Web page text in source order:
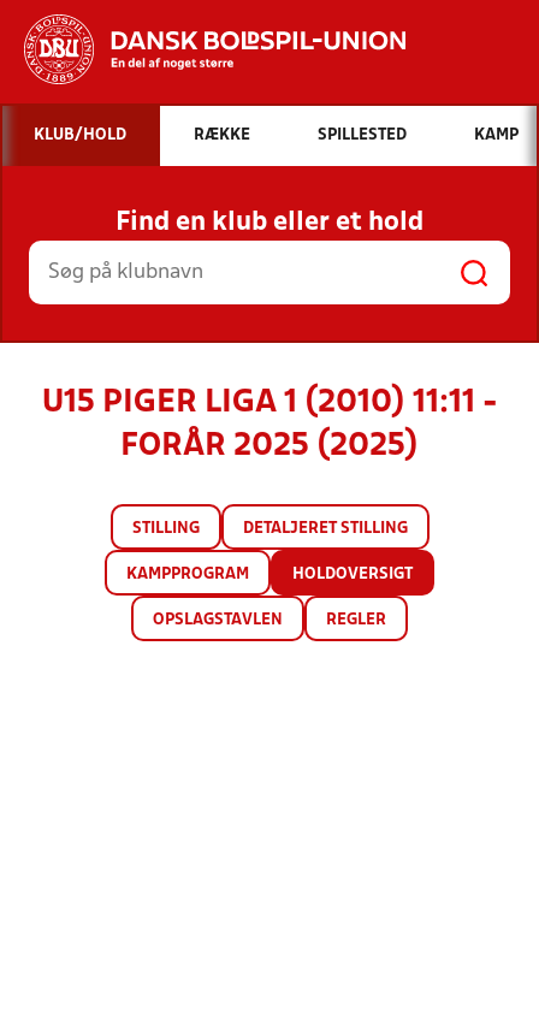
Hvad vil du søge efter?
INDHOLD OG NYHEDER
STILLINGER, RESULTATER, KLUBBER OG
HOLD
KLUB/HOLD RÆKKE SPILLESTED KAMP
Find en klub eller et hold
U15 PIGER LIGA 1 (2010) 11:11 -
FORÅR 2025 (2025)
STILLING DETALJERET STILLING
KAMPPROGRAM HOLDOVERSIGT
OPSLAGSTAVLEN REGLER